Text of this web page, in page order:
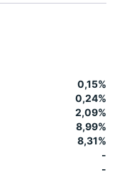
0,15%
0,24%
2,09%
8,99%
8,31%
-
-